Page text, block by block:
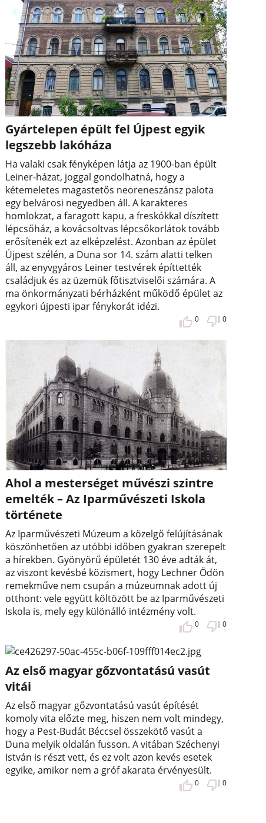
Gyártelepen épült fel Újpest egyik
legszebb lakóháza
Ha valaki csak fényképen látja az 1900-ban épült
Leiner-házat, joggal gondolhatná, hogy a
kétemeletes magastetős neoreneszánsz palota
egy belvárosi negyedben áll. A karakteres
homlokzat, a faragott kapu, a freskókkal díszített
lépcsőház, a kovácsoltvas lépcsőkorlátok tovább
erősítenék ezt az elképzelést. Azonban az épület
Újpest szélén, a Duna sor 14. szám alatti telken
áll, az enyvgyáros Leiner testvérek építtették
családjuk és az üzemük főtisztviselői számára. A
ma önkormányzati bérházként működő épület az
egykori újpesti ipar fénykorát idézi.
0 0
Ahol a mesterséget művészi szintre
emelték – Az Iparművészeti Iskola
története
Az Iparművészeti Múzeum a közelgő felújításának
köszönhetően az utóbbi időben gyakran szerepelt
a hírekben. Gyönyörű épületét 130 éve adták át,
az viszont kevésbé közismert, hogy Lechner Ödön
remekműve nem csupán a múzeumnak adott új
otthont: vele együtt költözött be az Iparművészeti
Iskola is, mely egy különálló intézmény volt.
0 0
Az első magyar gőzvontatású vasút
vitái
Az első magyar gőzvontatású vasút építését
komoly vita előzte meg, hiszen nem volt mindegy,
hogy a Pest-Budát Béccsel összekötő vasút a
Duna melyik oldalán fusson. A vitában Széchenyi
István is részt vett, és ez volt azon kevés esetek
egyike, amikor nem a gróf akarata érvényesült.
0 0